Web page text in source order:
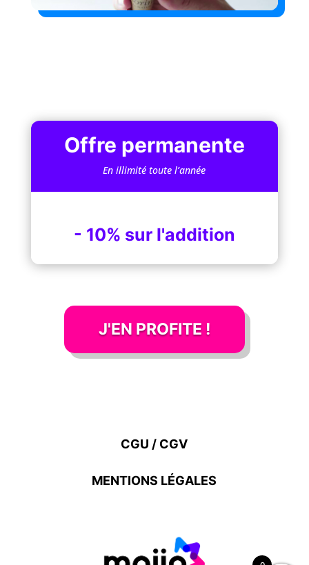
Offre permanente
En illimité toute l’année
- 10% sur l'addition
J'EN PROFITE !
CGU / CGV
MENTIONS LÉGALES